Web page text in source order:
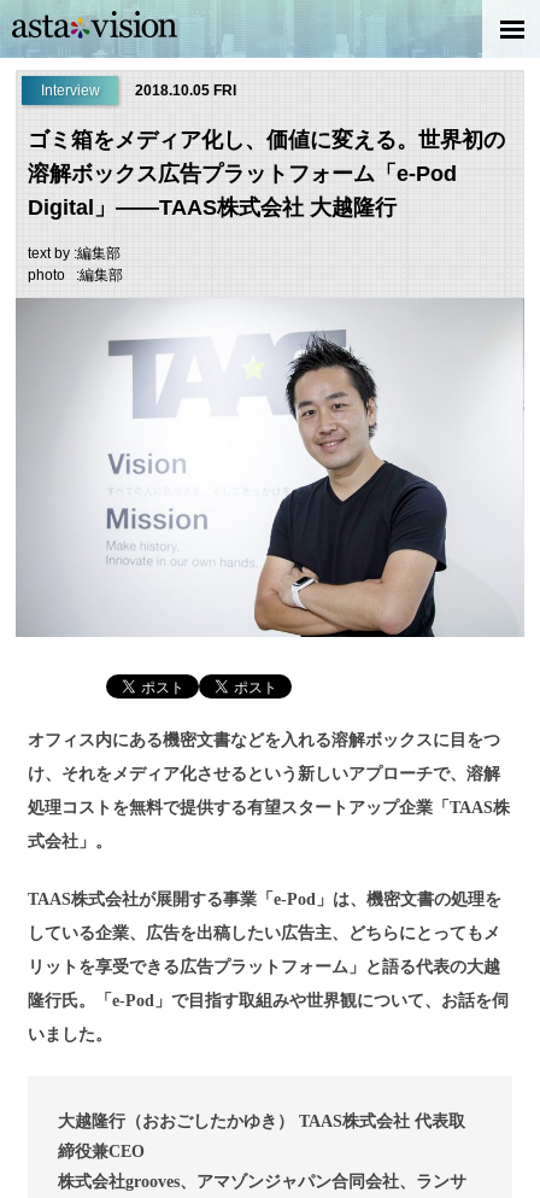
Interview 2018.10.05 FRI
ゴミ箱をメディア化し、価値に変える。世界初の
溶解ボックス広告プラットフォーム「e-Pod
Digital」——TAAS株式会社 大越隆行
text by :編集部
photo :編集部
オフィス内にある機密文書などを入れる溶解ボックスに目をつ
け、それをメディア化させるという新しいアプローチで、溶解
処理コストを無料で提供する有望スタートアップ企業「TAAS株
式会社」。
TAAS株式会社が展開する事業「e-Pod」は、機密文書の処理を
している企業、広告を出稿したい広告主、どちらにとってもメ
リットを享受できる広告プラットフォーム」と語る代表の大越
隆行氏。「e-Pod」で目指す取組みや世界観について、お話を伺
いました。
大越隆行（おおごしたかゆき） TAAS株式会社 代表取
締役兼CEO
株式会社grooves、アマゾンジャパン合同会社、ランサ